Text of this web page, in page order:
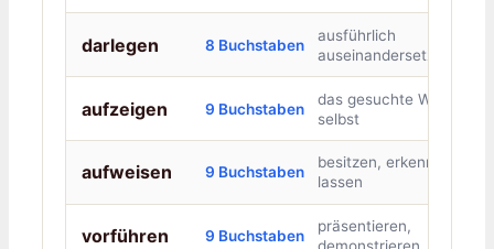
darlegen 8 Buchstaben
ausführlich
auseinandersetzen
aufzeigen 9 Buchstaben
das gesuchte Wort
selbst
aufweisen 9 Buchstaben
besitzen, erkennen
lassen
vorführen 9 Buchstaben
präsentieren,